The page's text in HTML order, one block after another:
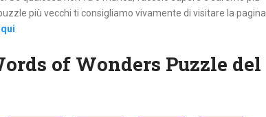
più vecchi ti consigliamo vivamente di visitare la pagina
of Wonders Puzzle del